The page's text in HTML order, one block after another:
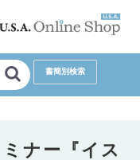
ナー『イス